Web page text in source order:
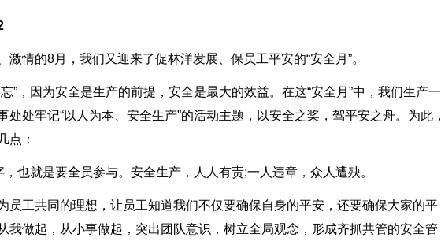
激情的8月，我们又迎来了促林洋发展、保员工平安的“安全月”。
”，因为安全是生产的前提，安全是最大的效益。在这“安全月”中，我们生产一
处处牢记“以人为本、安全生产”的活动主题，以安全之桨，驾平安之舟。为此，
点：
，也就是要全员参与。安全生产，人人有责;一人违章，众人遭殃。
员工共同的理想，让员工知道我们不仅要确保自身的平安，还要确保大家的平
我做起，从小事做起，突出团队意识，树立全局观念，形成齐抓共管的安全管